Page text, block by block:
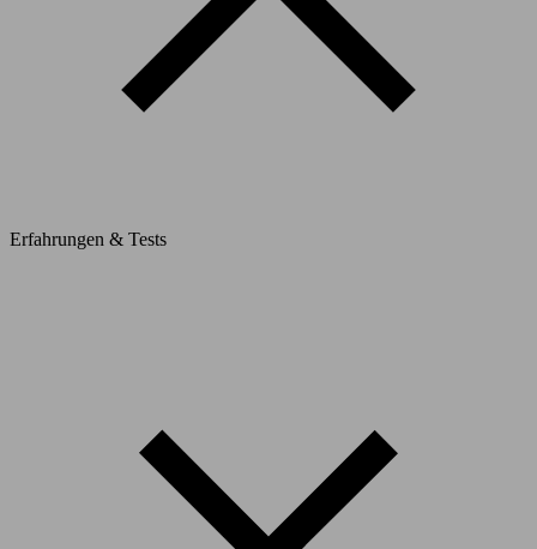
Erfahrungen & Tests